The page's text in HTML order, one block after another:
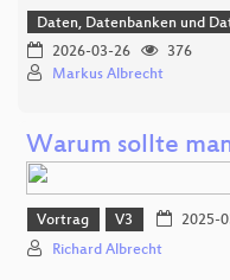
Daten, Datenbanken und
2026-03-26
376
Markus Albrecht
Warum sollte
Vortrag V3 2025-
Richard Albrecht